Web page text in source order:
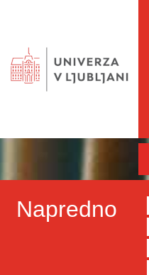
Napredno